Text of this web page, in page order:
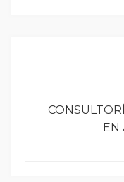
EN